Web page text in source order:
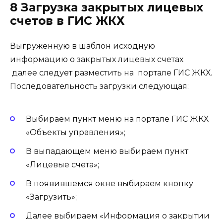
8 Загрузка закрытых лицевых
счетов в ГИС ЖКХ
Выгруженную в шаблон исходную
информацию о закрытых лицевых счетах
далее следует разместить на портале ГИС ЖКХ.
Последовательность загрузки следующая:
Выбираем пункт меню на портале ГИС ЖКХ
«Объекты управления»;
В выпадающем меню выбираем пункт
«Лицевые счета»;
В появившемся окне выбираем кнопку
«Загрузить»;
Далее выбираем «Информация о закрытии